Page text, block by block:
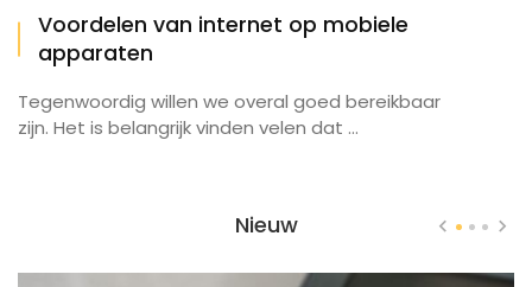
Voordelen van internet op mobiele
apparaten
Tegenwoordig willen we overal goed bereikbaar
zijn. Het is belangrijk vinden velen dat ...
Nieuw